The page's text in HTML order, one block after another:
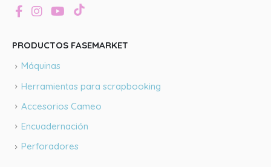
PRODUCTOS FASEMARKET
Máquinas
Herramientas para scrapbooking
Accesorios Cameo
Encuadernación
Perforadores